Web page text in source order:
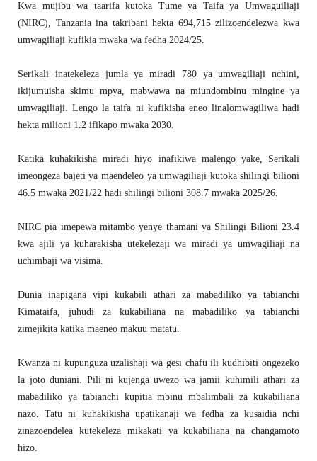
Kwa mujibu wa taarifa kutoka Tume ya Taifa ya Umwaguiliaji
(NIRC), Tanzania ina takribani hekta 694,715 zilizoendelezwa kwa
umwagiliaji kufikia mwaka wa fedha 2024/25.
Serikali inatekeleza jumla ya miradi 780 ya umwagiliaji nchini,
ikijumuisha skimu mpya, mabwawa na miundombinu mingine ya
umwagiliaji. Lengo la taifa ni kufikisha eneo linalomwagiliwa hadi
hekta milioni 1.2 ifikapo mwaka 2030.
Katika kuhakikisha miradi hiyo inafikiwa malengo yake, Serikali
imeongeza bajeti ya maendeleo ya umwagiliaji kutoka shilingi bilioni
46.5 mwaka 2021/22 hadi shilingi bilioni 308.7 mwaka 2025/26.
NIRC pia imepewa mitambo yenye thamani ya Shilingi Bilioni 23.4
kwa ajili ya kuharakisha utekelezaji wa miradi ya umwagiliaji na
uchimbaji wa visima.
Dunia inapigana vipi kukabili athari za mabadiliko ya tabianchi
Kimataifa, juhudi za kukabiliana na mabadiliko ya tabianchi
zimejikita katika maeneo makuu matatu.
Kwanza ni kupunguza uzalishaji wa gesi chafu ili kudhibiti ongezeko
la joto duniani. Pili ni kujenga uwezo wa jamii kuhimili athari za
mabadiliko ya tabianchi kupitia mbinu mbalimbali za kukabiliana
nazo. Tatu ni kuhakikisha upatikanaji wa fedha za kusaidia nchi
zinazoendelea kutekeleza mikakati ya kukabiliana na changamoto
hizo.